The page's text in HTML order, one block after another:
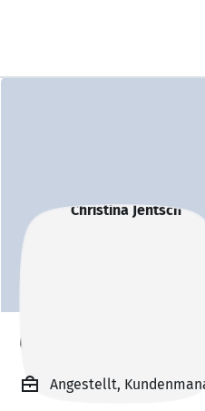
Christina Jentsch
Angestellt,